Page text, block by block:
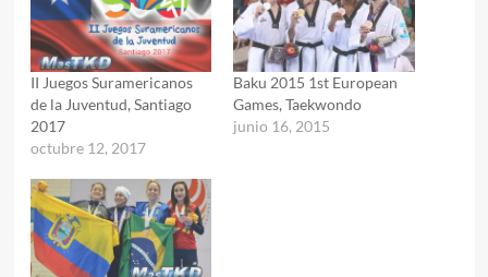
II Juegos Suramericanos
de la Juventud, Santiago
2017
octubre 12, 2017
Baku 2015 1st European
Games, Taekwondo
junio 16, 2015